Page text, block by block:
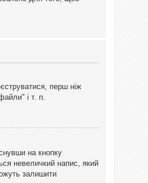
перш ніж
і т. п.
на кнопку
невеличкий напис, який
залишити